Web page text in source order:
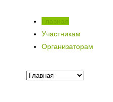
Главная
Участникам
Организаторам